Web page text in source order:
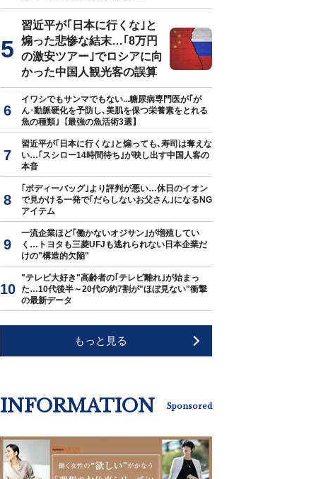
習近平が｢日本に行くな｣と
煽った悲惨な結末…｢8万円
の激安ツアー｣でロシアに向
かった中国人観光客の誤算
イワシでもサンマでもない...糖尿病専門医が｢が
ん･動脈硬化を予防し､美肌を保つ栄養素をとれる
魚の種類｣【最強の魚活術3選】
習近平が｢日本に行くな｣と煽っても､寿司は奪えな
い…｢スシロー14時間待ち｣が映し出す中国人客の
本音
｢ボディーバッグ｣より評判が悪い…休日のイオン
で見かける一発で｢だらしないお父さん｣になるNG
アイテム
一流企業ほど｢働かないオジサン｣が増殖してい
く…トヨタも三菱UFJも逃れられない日本企業だ
けの"構造的欠陥"
"テレビ大好き"高齢者の｢テレビ離れ｣が始まっ
た…10代後半～20代の約7割が"ほぼ見ない"衝撃
の最新データ
もっと見る
INFORMATION Sponsored